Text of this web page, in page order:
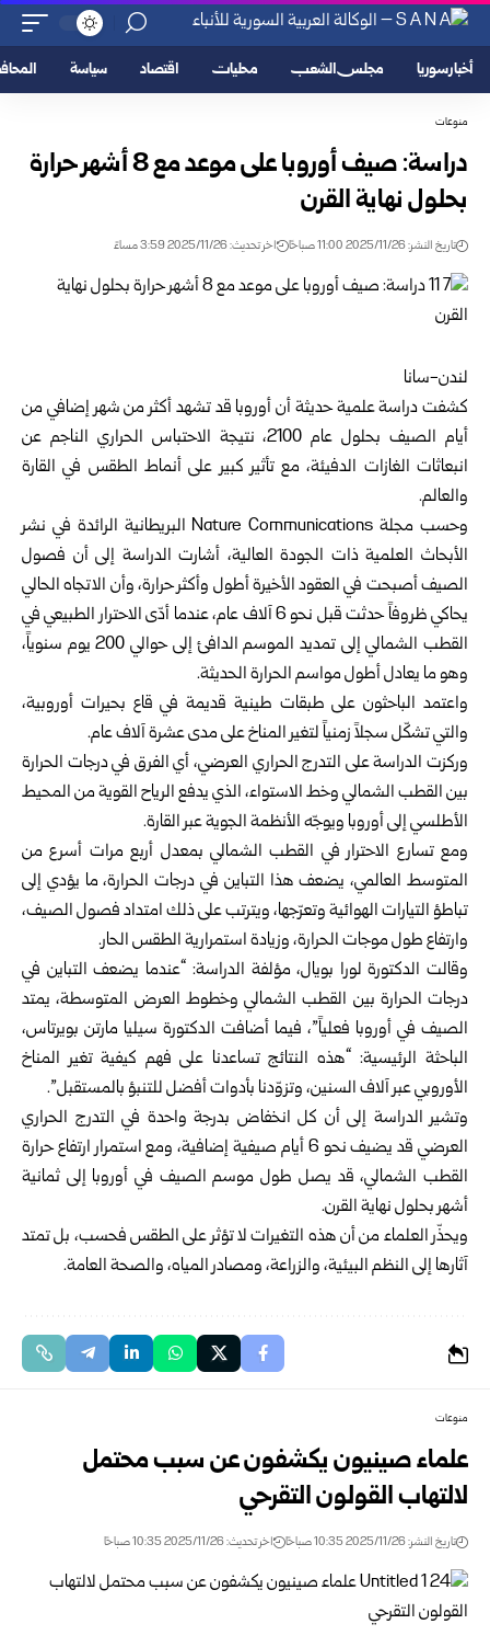
أخبار سوريا مجلس الشعب محليات اقتصاد سياسة
منوعات
دراسة: صيف أوروبا على موعد مع 8 أشهر حرارة
بحلول نهاية القرن
تاريخ النشر: 2025/11/26 11:00 صباحًا اخر تحديث: 2025/11/26 3:59 مساءً
لندن-سانا
كشفت دراسة علمية حديثة أن أوروبا قد تشهد أكثر من شهر إضافي من
أيام الصيف بحلول عام 2100، نتيجة الاحتباس الحراري الناجم عن
انبعاثات الغازات الدفيئة، مع تأثير كبير على أنماط الطقس في القارة
والعالم.
وحسب مجلة Nature Communications البريطانية الرائدة في نشر
الأبحاث العلمية ذات الجودة العالية، أشارت الدراسة إلى أن فصول
الصيف أصبحت في العقود الأخيرة أطول وأكثر حرارة، وأن الاتجاه الحالي
يحاكي ظروفاً حدثت قبل نحو 6 آلاف عام، عندما أدّى الاحترار الطبيعي في
القطب الشمالي إلى تمديد الموسم الدافئ إلى حوالي 200 يوم سنوياً،
وهو ما يعادل أطول مواسم الحرارة الحديثة.
واعتمد الباحثون على طبقات طينية قديمة في قاع بحيرات أوروبية،
والتي تشكّل سجلاً زمنياً لتغير المناخ على مدى عشرة آلاف عام.
وركزت الدراسة على التدرج الحراري العرضي، أي الفرق في درجات الحرارة
بين القطب الشمالي وخط الاستواء، الذي يدفع الرياح القوية من المحيط
الأطلسي إلى أوروبا ويوجّه الأنظمة الجوية عبر القارة.
ومع تسارع الاحترار في القطب الشمالي بمعدل أربع مرات أسرع من
المتوسط العالمي، يضعف هذا التباين في درجات الحرارة، ما يؤدي إلى
تباطؤ التيارات الهوائية وتعرّجها، ويترتب على ذلك امتداد فصول الصيف،
وارتفاع طول موجات الحرارة، وزيادة استمرارية الطقس الحار.
وقالت الدكتورة لورا بويال، مؤلفة الدراسة: “عندما يضعف التباين في
درجات الحرارة بين القطب الشمالي وخطوط العرض المتوسطة، يمتد
الصيف في أوروبا فعلياً”، فيما أضافت الدكتورة سيليا مارتن بويرتاس،
الباحثة الرئيسية: “هذه النتائج تساعدنا على فهم كيفية تغير المناخ
الأوروبي عبر آلاف السنين، وتزوّدنا بأدوات أفضل للتنبؤ بالمستقبل”.
وتشير الدراسة إلى أن كل انخفاض بدرجة واحدة في التدرج الحراري
العرضي قد يضيف نحو 6 أيام صيفية إضافية، ومع استمرار ارتفاع حرارة
القطب الشمالي، قد يصل طول موسم الصيف في أوروبا إلى ثمانية
أشهر بحلول نهاية القرن.
ويحذّر العلماء من أن هذه التغيرات لا تؤثر على الطقس فحسب، بل تمتد
آثارها إلى النظم البيئية، والزراعة، ومصادر المياه، والصحة العامة.
منوعات
علماء صينيون يكشفون عن سبب محتمل
لالتهاب القولون التقرحي
تاريخ النشر: 2025/11/26 10:35 صباحًا اخر تحديث: 2025/11/26 10:35 صباحًا